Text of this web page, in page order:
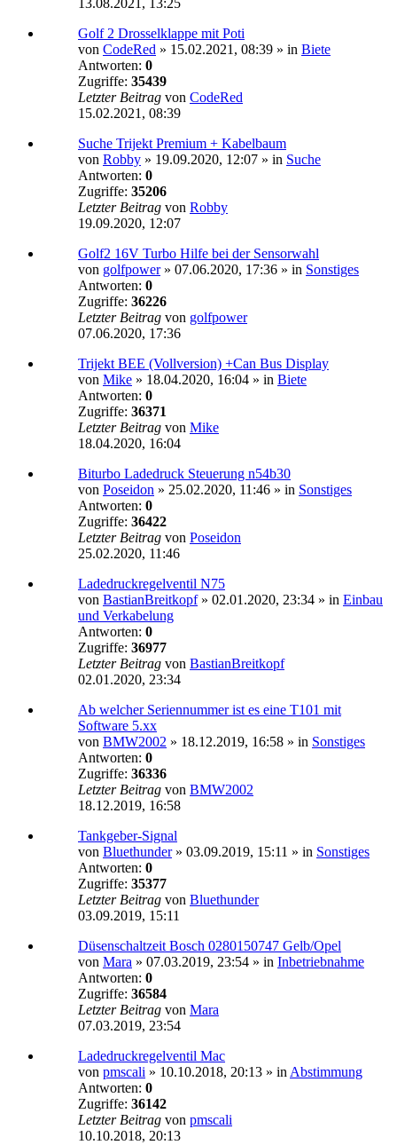
13.08.2021, 13:25
Golf 2 Drosselklappe mit Poti
von CodeRed » 15.02.2021, 08:39 » in Biete
Antworten: 0
Zugriffe: 35439
Letzter Beitrag von CodeRed
15.02.2021, 08:39
Suche Trijekt Premium + Kabelbaum
von Robby » 19.09.2020, 12:07 » in Suche
Antworten: 0
Zugriffe: 35206
Letzter Beitrag von Robby
19.09.2020, 12:07
Golf2 16V Turbo Hilfe bei der Sensorwahl
von golfpower» 07.06.2020, 17:36 » in Sonstiges
Antworten: 0
Zugriffe: 36226
Letzter Beitrag von golfpower
07.06.2020, 17:36
Trijekt BEE (Vollversion) +Can Bus Display
von Mike » 18.04.2020, 16:04 » in Biete
Antworten: 0
Zugriffe: 36371
Letzter Beitrag von Mike
18.04.2020, 16:04
Biturbo Ladedruck Steuerung n54b30
von Poseidon » 25.02.2020, 11:46 » in Sonstiges
Antworten: 0
Zugriffe: 36422
Letzter Beitrag von Poseidon
25.02.2020, 11:46
Ladedruckregelventil N75
von BastianBreitkopf» 02.01.2020, 23:34 » in Einbau
und Verkabelung
Antworten: 0
Zugriffe: 36977
Letzter Beitrag von BastianBreitkopf
02.01.2020, 23:34
Ab welcher Seriennummer ist es eine T101 mit
Software 5.xx
von BMW2002 » 18.12.2019, 16:58 » in Sonstiges
Antworten: 0
Zugriffe: 36336
Letzter Beitrag von BMW2002
18.12.2019, 16:58
Tankgeber-Signal
von Bluethunder» 03.09.2019, 15:11 » in Sonstiges
Antworten: 0
Zugriffe: 35377
Letzter Beitrag von Bluethunder
03.09.2019, 15:11
Düsenschaltzeit Bosch 0280150747 Gelb/Opel
von Mara » 07.03.2019, 23:54 » in Inbetriebnahme
Antworten: 0
Zugriffe: 36584
Letzter Beitrag von Mara
07.03.2019, 23:54
Ladedruckregelventil Mac
von pmscali » 10.10.2018, 20:13 » in Abstimmung
Antworten: 0
Zugriffe: 36142
Letzter Beitrag von pmscali
10.10.2018, 20:13